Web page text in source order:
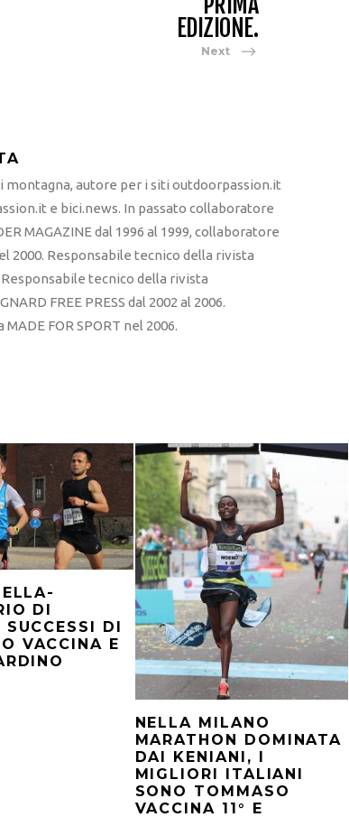
EDIZIONE.
Next
montagna, autore per i siti outdoorpassion.it
e bici.news. In passato collaboratore
MAGAZINE dal 1996 al 1999, collaboratore
2000. Responsabile tecnico della rivista
Responsabile tecnico della rivista
FREE PRESS dal 2002 al 2006.
FOR SPORT nel 2006.
DI
SUCCESSI DI
VACCINA E
NELLA MILANO
MARATHON DOMINATA
DAI KENIANI, I
MIGLIORI ITALIANI
SONO TOMMASO
VACCINA 11° E